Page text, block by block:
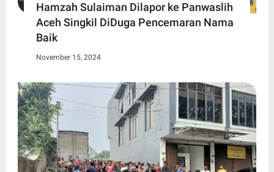
Hamzah Sulaiman Dilapor ke Panwaslih
Aceh Singkil DiDuga Pencemaran Nama
Baik
November 15, 2024